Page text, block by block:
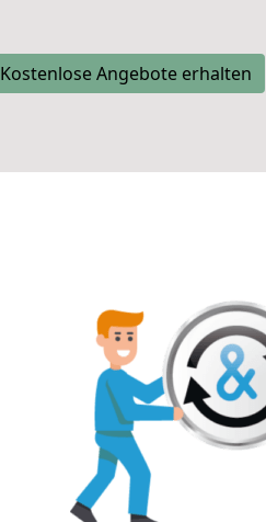
Kostenlose Angebote erhalten